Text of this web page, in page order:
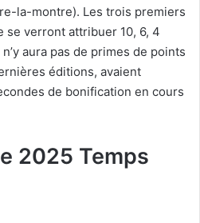
la-montre). Les trois premiers
se verront attribuer 10, 6, 4
aura pas de primes de points
éditions, avaient
de bonification en cours
2025 Temps